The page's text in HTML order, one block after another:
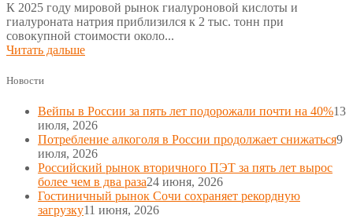
К 2025 году мировой рынок гиалуроновой кислоты и
гиалуроната натрия приблизился к 2 тыс. тонн при
совокупной стоимости около...
Читать дальше
Новости
Вейпы в России за пять лет подорожали почти на 40%13
июля, 2026
Потребление алкоголя в России продолжает снижаться9
июля, 2026
Российский рынок вторичного ПЭТ за пять лет вырос
более чем в два раза24 июня, 2026
Гостиничный рынок Сочи сохраняет рекордную
загрузку11 июня, 2026